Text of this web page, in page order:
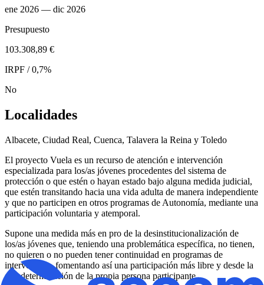
ene 2026 — dic 2026
Presupuesto
103.308,89 €
IRPF / 0,7%
No
Localidades
Albacete, Ciudad Real, Cuenca, Talavera la Reina y Toledo
El proyecto Vuela es un recurso de atención e intervención
especializada para los/as jóvenes procedentes del sistema de
protección o que estén o hayan estado bajo alguna medida judicial,
que estén transitando hacia una vida adulta de manera independiente
y que no participen en otros programas de Autonomía, mediante una
participación voluntaria y atemporal.
Supone una medida más en pro de la desinstitucionalización de
los/as jóvenes que, teniendo una problemática específica, no tienen,
no quieren o no pueden tener continuidad en programas de
intervención, fomentando así una participación más libre y desde la
autodeterminación de la propia persona participante.